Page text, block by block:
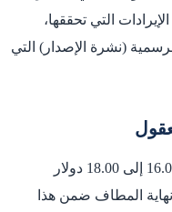
التي تحققها،
(نشرة الإصدار) التي
نطاق السعر المتوقع للسهم الواحد هو 16.00 إلى 18.00 دولار
المطاف ضمن هذا